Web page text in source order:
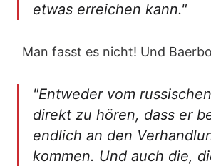
etwas erreichen kann."
Man fasst es nicht! Und
"Entweder vom
direkt zu hören, dass er
endlich an den
kommen. Und auch die,